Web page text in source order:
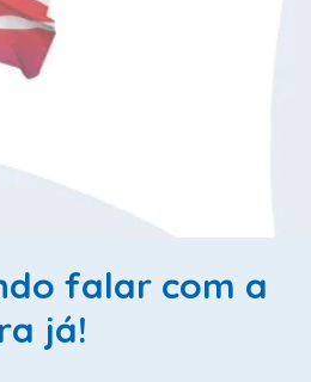
falar com a
já!